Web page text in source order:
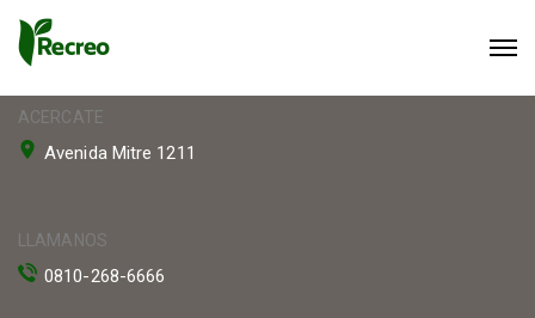
ACERCATE
Avenida Mitre 1211
LLAMANOS
0810-268-6666